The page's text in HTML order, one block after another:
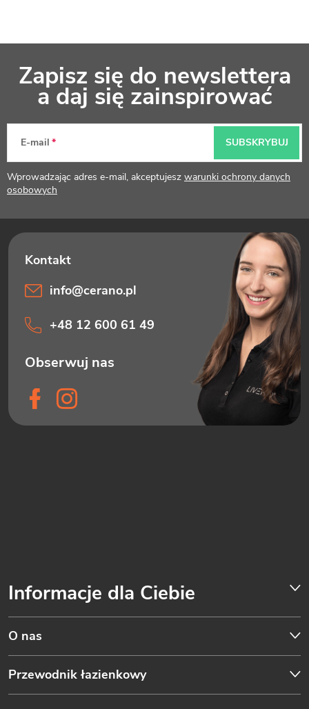
k
a
Zapisz się do newslettera
a daj się zainspirować
E-mail
Wprowadzając adres e-mail, akceptujesz warunki ochrony danych
osobowych
SUBSKRYBUJ
Informacje dla Ciebie
O nas
Przewodnik łazienkowy
info@cerano.pl
+48 12 600 61 49